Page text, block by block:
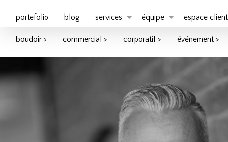
portefolio blog services équipe espace client
boudoir > commercial > corporatif > événement >